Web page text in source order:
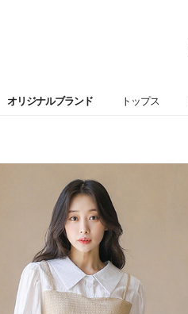
オリジナルブランド トップス